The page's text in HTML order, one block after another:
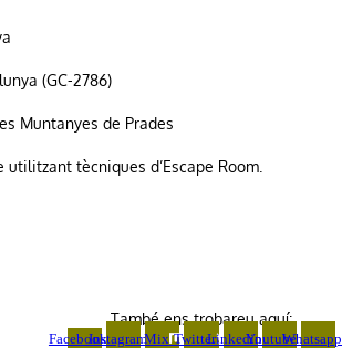
(GC-2786)
Muntanyes de Prades
utilitzant tècniques d’Escape Room.
També ens trobareu aquí:
Facebook-InstagramMix TwitterLinkedinYoutubeWhatsapp